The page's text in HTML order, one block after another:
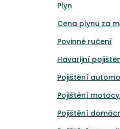
Plyn
Cena plynu za m
Povinné ručení
Havarijní
Pojištění
Pojištění
Pojištění